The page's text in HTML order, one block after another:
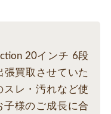
20インチ 6段
張買取させていた
スレ・汚れなど使
子様のご成長に合